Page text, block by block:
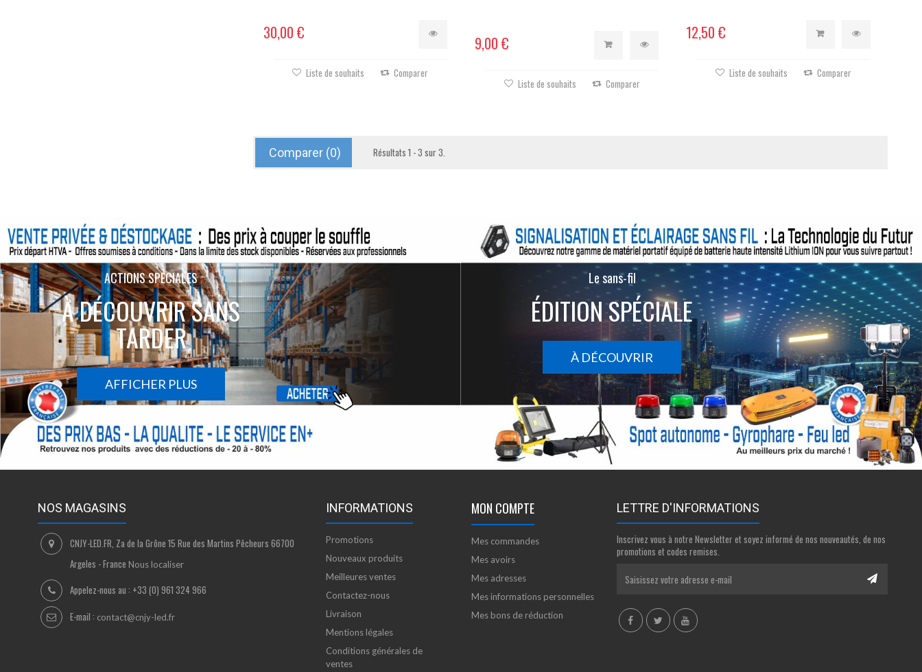
30,00 €
Liste de souhaits Comparer
9,00 €
Liste de souhaits Comparer
12,50 €
Liste de souhaits Comparer
Comparer (0) Résultats 1 - 3 sur 3.
ACTIONS SPÉCIALES
À DÉCOUVRIR SANS
TARDER
AFFICHER PLUS
Le sans-fil
ÉDITION SPÉCIALE
À DÉCOUVRIR
NOS MAGASINS
CNJY-LED.FR, Za de la Grône 15 Rue des Martins Pêcheurs 66700
Argeles - France Nous localiser
Appelez-nous au : +33 (0) 961 324 966
E-mail : contact@cnjy-led.fr
INFORMATIONS
Promotions
Nouveaux produits
Meilleures ventes
Contactez-nous
Livraison
Mentions légales
Conditions générales de
ventes
MON COMPTE
Mes commandes
Mes avoirs
Mes adresses
Mes informations personnelles
Mes bons de réduction
LETTRE D'INFORMATIONS
Inscrivez vous à notre Newsletter et soyez informé de nos nouveautés, de nos
promotions et codes remises.